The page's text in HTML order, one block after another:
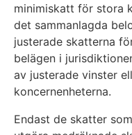
minimiskatt för stora
det sammanlagda
justerade skatterna
belägen i
av justerade vinster
koncernenheterna.
Endast de skatter